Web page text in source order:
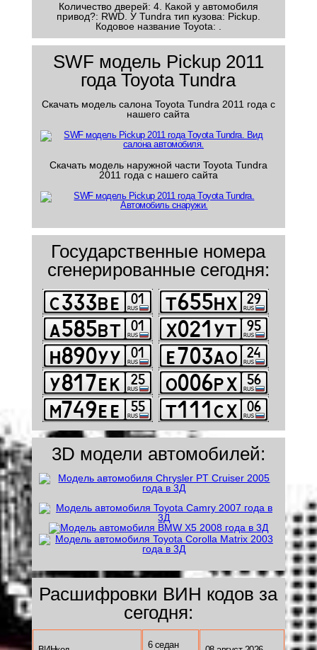
Количество дверей: 4. Какой у автомобиля
привод?: RWD. У Tundra тип кузова: Pickup.
Кодовое название Toyota: .
SWF модель Pickup 2011
года Toyota Tundra
Скачать модель салона Toyota Tundra 2011 года с
нашего сайта
Скачать модель наружной части Toyota Tundra
2011 года с нашего сайта
Государственные номера
сгенерированные сегодня:
3D модели автомобилей:
Расшифровки ВИН кодов за
сегодня:
6 седан